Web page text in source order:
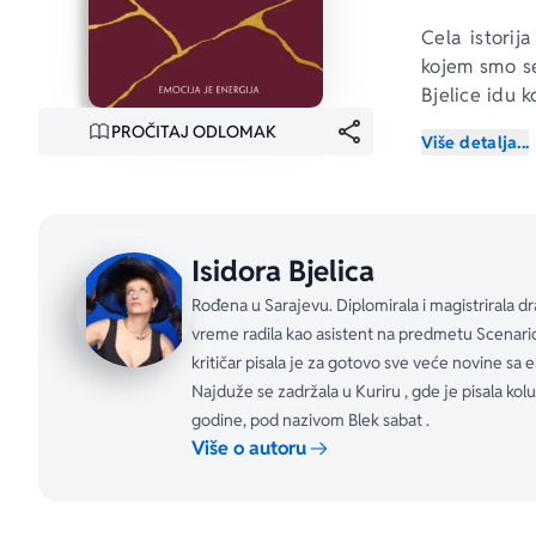
PROČITAJ ODLOMAK
Cela
kojem smo
Bjelice idu
negativnim
daruje ta
potrebne
i radost uz
„Knjiga
radu na
Više detalja...
Isidora Bjelica
Rođena u Sarajevu. Diplomirala i magistrirala
vreme radila kao asistent na predmetu
kritičar pisala je za gotovo sve veće novine sa
Najduže se zadržala u Kuriru , gde je pisala
godine, pod nazivom Blek sabat .
Više o autoru